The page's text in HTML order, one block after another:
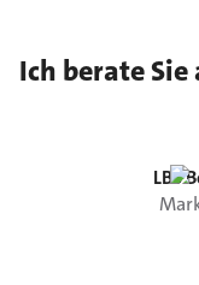
Ich berate
LBS